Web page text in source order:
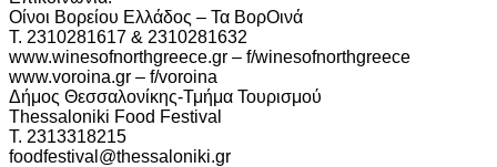
Οίνοι Βορείου Ελλάδος – Τα ΒορΟινά
Τ. 2310281617 & 2310281632
www.winesofnorthgreece.gr – f/winesofnorthgreece
www.voroina.gr – f/voroina
Δήμος Θεσσαλονίκης-Τμήμα Τουρισμού
Thessaloniki Food Festival
Τ. 2313318215
foodfestival@thessaloniki.gr